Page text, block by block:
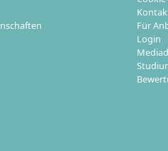
% innerhalb
Für
Login